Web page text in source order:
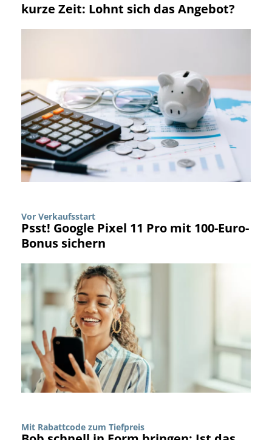
kurze Zeit: Lohnt sich das Angebot?
Vor Verkaufsstart
Psst! Google Pixel 11 Pro mit 100-Euro-
Bonus sichern
Mit Rabattcode zum Tiefpreis